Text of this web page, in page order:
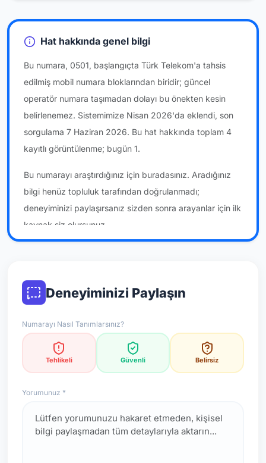
Hat hakkında genel bilgi
Bu numara, 0501, başlangıçta Türk Telekom'a tahsis
edilmiş mobil numara bloklarından biridir; güncel
operatör numara taşımadan dolayı bu önekten kesin
belirlenemez. Sistemimize Nisan 2026'da eklendi, son
sorgulama 7 Haziran 2026. Bu hat hakkında toplam 4
kayıtlı görüntülenme; bugün 1.
Bu numarayı araştırdığınız için buradasınız. Aradığınız
bilgi henüz topluluk tarafından doğrulanmadı;
deneyiminizi paylaşırsanız sizden sonra arayanlar için ilk
kaynak siz olursunuz.
Deneyiminizi Paylaşın
Numarayı Nasıl Tanımlarsınız?
Tehlikeli Güvenli Belirsiz
Yorumunuz *